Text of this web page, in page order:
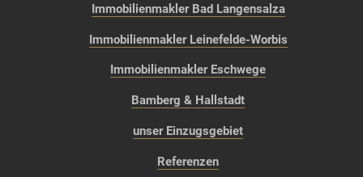
Immobilienmakler Bad Langensalza
Immobilienmakler Leinefelde-Worbis
Immobilienmakler Eschwege
Bamberg & Hallstadt
unser Einzugsgebiet
Referenzen